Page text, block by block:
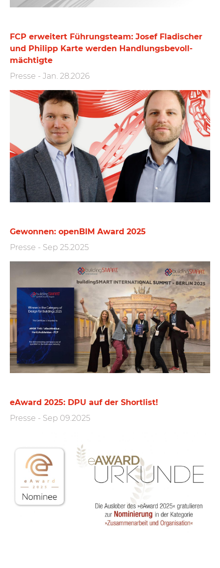
FCP erweitert Führungs­team: Josef Fladischer
und Philipp Karte werden Handlungs­bevoll­
mächtigte
Presse - Jan. 28.2026
Gewonnen: openBIM Award 2025
Presse - Sep 25.2025
eAward 2025: DPU auf der Shortlist!
Presse - Sep 09.2025